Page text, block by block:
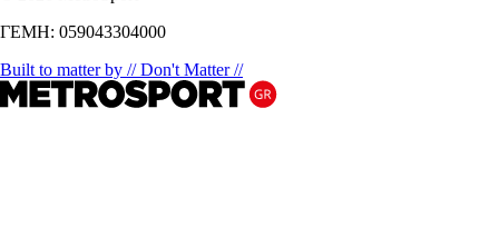
ΓΕΜΗ: 059043304000
Built to matter by // Don't Matter //